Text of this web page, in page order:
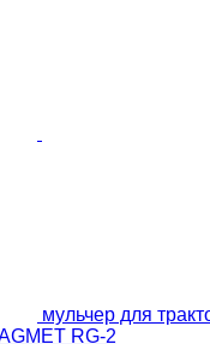
мульчер для
RG-2